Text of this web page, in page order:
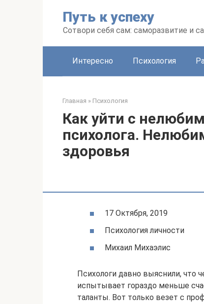
Путь к успеху
Сотвори себя сам: саморазвитие и
Интересно Психология
Главная » Психология
Как уйти с
психолога.
здоровья
17 Октября, 2019
Психология личности
Михаил Михаэлис
Психологи давно выяснили,
испытывает гораздо меньше
таланты. Вот только везет с